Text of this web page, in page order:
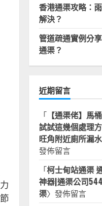
香港通渠攻略：
解決？
管道疏通實例分
通渠？
近期留言
「【通渠佬】馬
試試這幾個處理
旺角附近廁所漏
發佈留言
「柯士甸站通渠
神器|通渠公司
渠〉發佈留言